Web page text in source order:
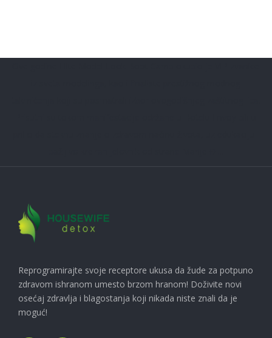
Reprogramirajte svoje receptore ukusa da žude za potpuno
zdravom ishranom umesto brzom hranom! Doživite novi
osećaj zdravlja i blagostanja koji nikada niste znali da je
moguć!